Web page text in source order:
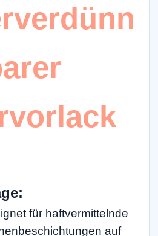
:
für haftvermittelnde
auf